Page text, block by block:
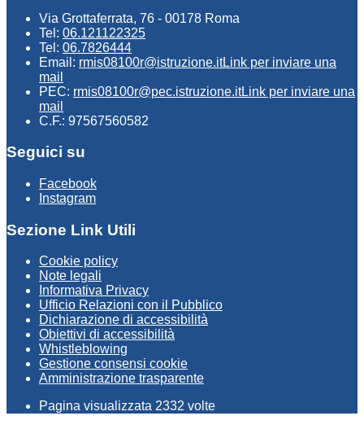
Via Grottaferrata, 76 - 00178 Roma
Tel: 06.121122325
Tel: 06.7826444
Email: rmis08100r@istruzione.itLink per inviare una
mail
PEC: rmis08100r@pec.istruzione.itLink per inviare una
mail
C.F.: 97567560582
Seguici su
Facebook
Instagram
Sezione Link Utili
Cookie policy
Note legali
Informativa Privacy
Ufficio Relazioni con il Pubblico
Dichiarazione di accessibilità
Obiettivi di accessibilità
Whistleblowing
Gestione consensi cookie
Amministrazione trasparente
Pagina visualizzata 2332 volte